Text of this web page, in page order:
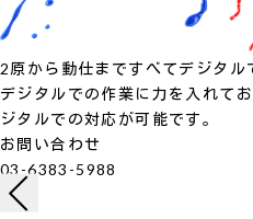
2原から動仕まですべてデジタル
デジタルでの作業に力を入れて
ジタルでの対応が可能です。
お問い合わせ
03-6383-5988